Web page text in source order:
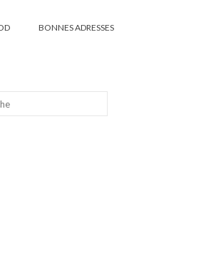
BONNES ADRESSES